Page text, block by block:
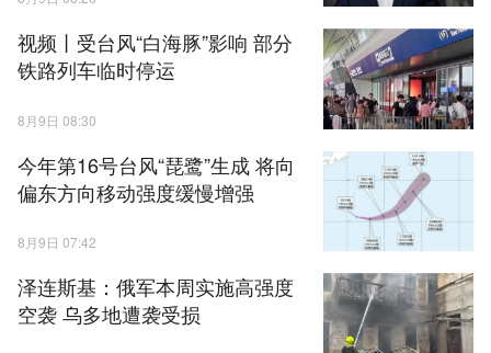
视频丨受台风“白海豚”影响 部分
铁路列车临时停运
8月9日 08:30
今年第16号台风“琵鹭”生成 将向
偏东方向移动强度缓慢增强
8月9日 07:42
泽连斯基：俄军本周实施高强度
空袭 乌多地遭袭受损